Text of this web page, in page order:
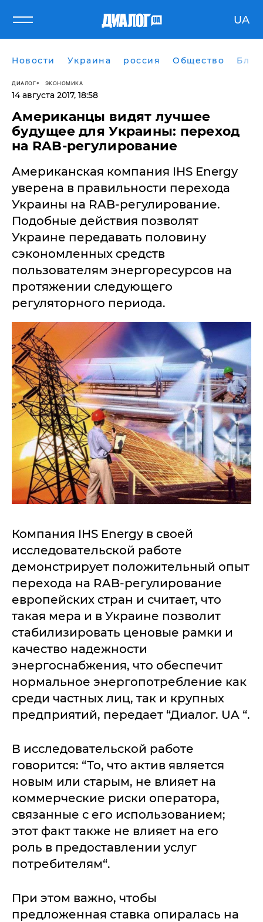
UA
Новости Украина россия Общество
ДИАЛОГ ЭКОНОМИКА
14 августа 2017, 18:58
Американцы видят лучшее
будущее для Украины: переход
на RAB-регулирование
Американская компания IHS Energy
уверена в правильности перехода
Украины на RAB-регулирование.
Подобные действия позволят
Украине передавать половину
сэкономленных средств
пользователям энергоресурсов на
протяжении следующего
регуляторного периода.
Компания IHS Energy в своей
исследовательской работе
демонстрирует положительный опыт
перехода на RAB-регулирование
европейских стран и считает, что
такая мера и в Украине позволит
стабилизировать ценовые рамки и
качество надежности
энергоснабжения, что обеспечит
нормальное энергопотребление как
среди частных лиц, так и крупных
предприятий, передает “Диалог. UA “.
В исследовательской работе
говорится: “То, что актив является
новым или старым, не влияет на
коммерческие риски оператора,
связанные с его использованием;
этот факт также не влияет на его
роль в предоставлении услуг
потребителям“.
При этом важно, чтобы
предложенная ставка опиралась на